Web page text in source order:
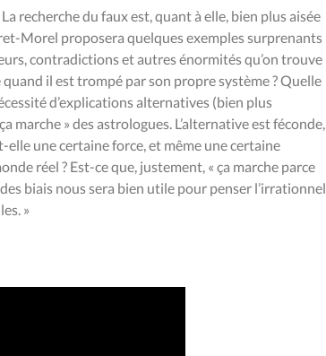
recherche du faux est, quant à elle, bien plus ai­sée
Morel proposera quelques exemples surpre­nants
contradictions et autres énormités qu’on trouve
il est trom­pé par son propre système ? Quelle
d’ex­plications alternatives (bien plus
marche » des astro­logues. L’alternative est féconde,
elle une certaine force, et même une certaine
réel ? Est-ce que, justement, « ça marche parce
des biais nous sera bien utile pour penser l’irrationnel
»